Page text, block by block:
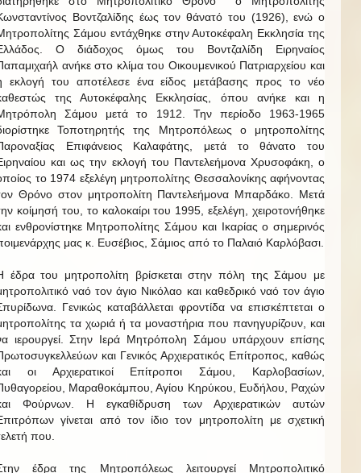
Βοντζαλίδης έως τον θάνατό του (1926), ενώ ο
Σάμου εντάχθηκε στην Αυτοκέφαλη Εκκλησία της
Ο διάδοχος όμως του Βοντζαλίδη Ειρηναίος
ανήκε στο κλίμα του Οικουμενικού Πατριαρχείου και
εκλογή του αποτέλεσε ένα είδος μετάβασης προς το νέο
της Αυτοκέφαλης Εκκλησίας, όπου ανήκε και η
Σάμου μετά το 1912. Την περίοδο 1963-1965
Τοποτηρητής της Μητροπόλεως ο μητροπολίτης
Επιφάνειος Καλαφάτης, μετά το θάνατο του
και ως την εκλογή του Παντελεήμονα Χρυσοφάκη, ο
το 1974 εξελέγη μητροπολίτης Θεσσαλονίκης αφήνοντας
Θρόνο στον μητροπολίτη Παντελεήμονα Μπαρδάκο. Μετά
κοίμησή του, το καλοκαίρι του 1995, εξελέγη, χειροτονήθηκε
ενθρονίστηκε Μητροπολίτης Σάμου και Ικαρίας ο σημερινός
μας κ. Ευσέβιος, Σάμιος από το Παλαιό Καρλόβασι.
έδρα του μητροπολίτη βρίσκεται στην πόλη της Σάμου με
ναό τον άγιο Νικόλαο και καθεδρικό ναό τον άγιο
Γενικώς καταβάλλεται φροντίδα να επισκέπτεται ο
τα χωριά ή τα μοναστήρια που πανηγυρίζουν, και
ιερουργεί. Στην Ιερά Μητρόπολη Σάμου υπάρχουν επίσης
και Γενικός Αρχιερατικός Επίτροπος, καθώς
οι Αρχιερατικοί Επίτροποι Σάμου, Καρλοβασίων,
Μαραθοκάμπου, Αγίου Κηρύκου, Ευδήλου, Ραχών
Φούρνων. Η εγκαθίδρυση των Αρχιερατικών αυτών
γίνεται από τον ίδιο τον μητροπολίτη με σχετική
που.
έδρα της Μητροπόλεως λειτουργεί Μητροπολιτικό